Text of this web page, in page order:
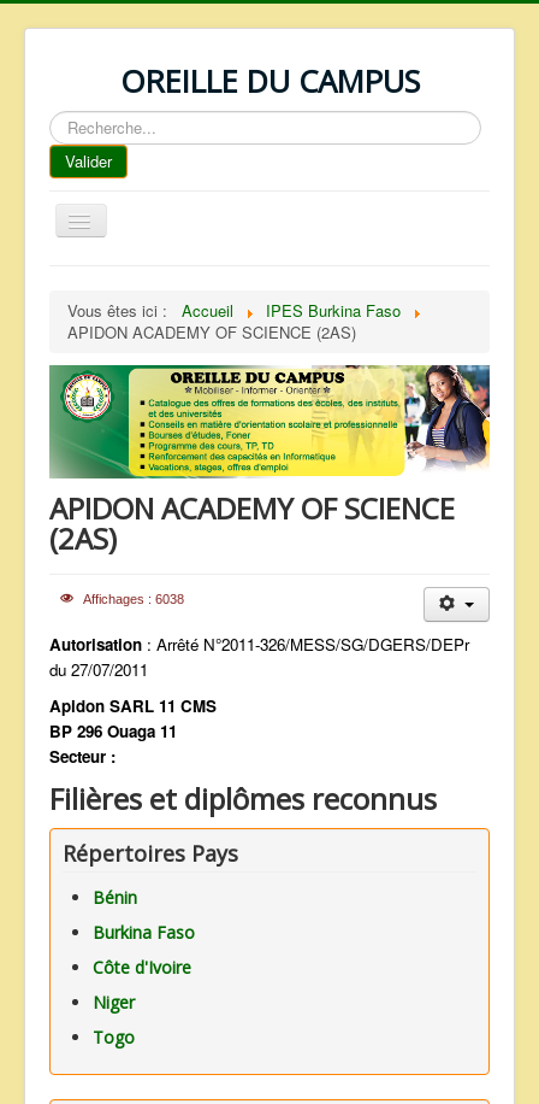
OREILLE DU CAMPUS
Rechercher
Valider
Basculer
la
REPERTOIRE
QUI SOMMES NOUS ?
NOS SERVICES
FAQ
CONTACTS
TELECHARGEMENTS
Vous êtes ici : Accueil
IPES Burkina Faso
APIDON ACADEMY OF SCIENCE (2AS)
APIDON ACADEMY OF SCIENCE
(2AS)
Affichages : 6038
Autorisation : Arrêté N°2011-326/MESS/SG/DGERS/DEPr
du 27/07/2011
Apidon SARL 11 CMS
BP 296 Ouaga 11
Secteur :
Filières et diplômes reconnus
Répertoires Pays
Bénin
Burkina Faso
Côte d'Ivoire
Niger
Togo